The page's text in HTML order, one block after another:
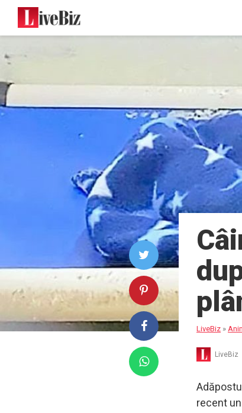
LiveBiz »
LiveBiz
recent